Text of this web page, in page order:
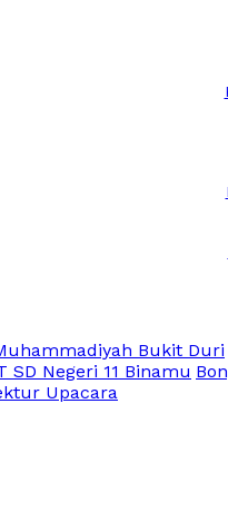
Bukit Duri
Negeri 11 Binamu
Upacara